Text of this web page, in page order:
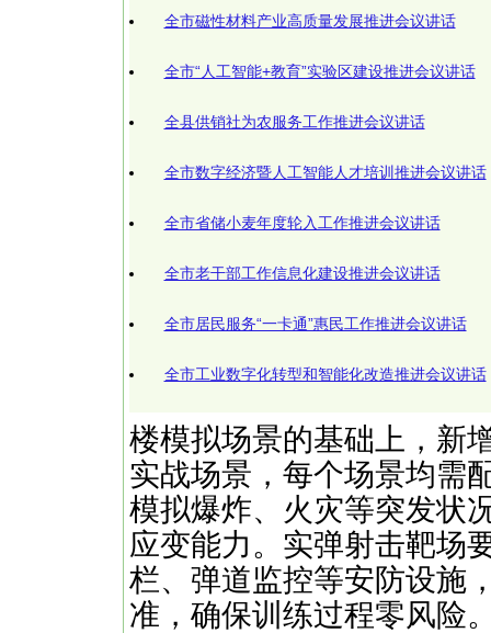
全市磁性材料产业高质量发展推进会议讲话
全市“人工智能+教育”实验区建设推进会议讲话
全县供销社为农服务工作推进会议讲话
全市数字经济暨人工智能人才培训推进会议讲话
全市省储小麦年度轮入工作推进会议讲话
全市老干部工作信息化建设推进会议讲话
全市居民服务“一卡通”惠民工作推进会议讲话
全市工业数字化转型和智能化改造推进会议讲话
楼模拟场景的基础上，新
实战场景，每个场景均需
模拟爆炸、火灾等突发状
应变能力。实弹射击靶场
栏、弹道监控等安防设施
准，确保训练过程零风险